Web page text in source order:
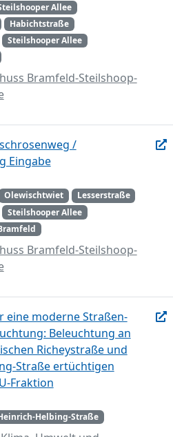
Allee
Habichtstraße
Steilshooper Allee
Bramfeld-Steilshoop-
/
Eingabe
Olewischtwiet
Lesserstraße
Steilshooper Allee
Bramfeld-Steilshoop-
eine moderne Straßen-
Beleuchtung an
Richeystraße und
Straße ertüchtigen
Fraktion
Helbing-Straße